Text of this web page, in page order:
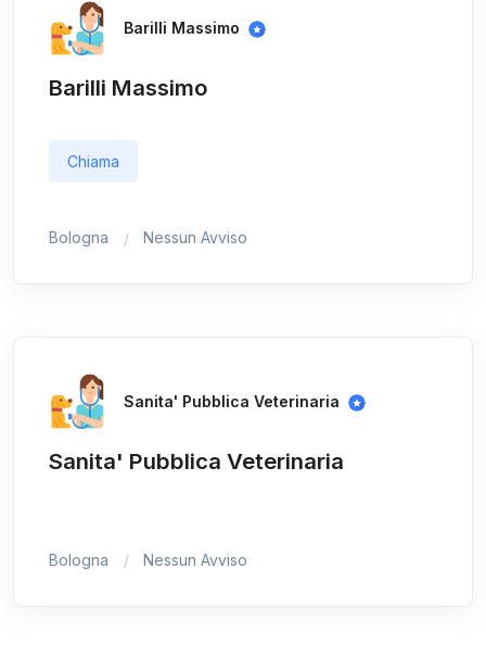
Barilli Massimo
Barilli Massimo
Chiama
Bologna Nessun Avviso
Sanita' Pubblica Veterinaria
Sanita' Pubblica Veterinaria
Bologna Nessun Avviso